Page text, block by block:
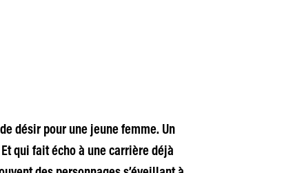
désir pour une jeune femme. Un
qui fait écho à une carrière déjà